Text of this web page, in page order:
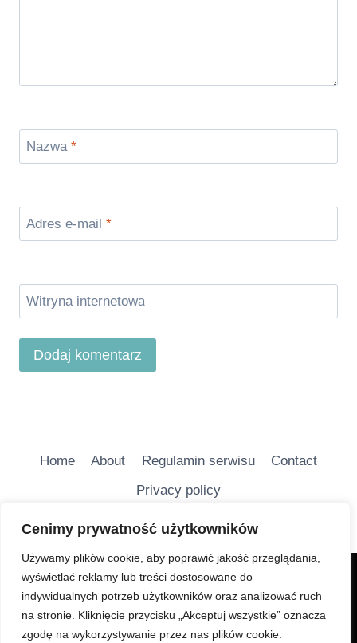
Cenimy prywatność użytkowników
Używamy plików cookie, aby poprawić jakość przeglądania,
wyświetlać reklamy lub treści dostosowane do
indywidualnych potrzeb użytkowników oraz analizować ruch
na stronie. Kliknięcie przycisku „Akceptuj wszystkie” oznacza
zgodę na wykorzystywanie przez nas plików cookie.
Nazwa *
Adres e-mail *
Witryna internetowa
Home About Regulamin serwisu
Contact
Privacy policy
Charakter Serwisu jest głównie informacyjny i ma na
celu bezpłatne udostępnianie wiadomości
turystycznych.